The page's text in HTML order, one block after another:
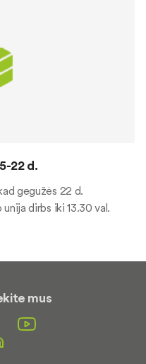
22 d.
gegužės 22 d.
dirbs iki 13.30 val.
mus